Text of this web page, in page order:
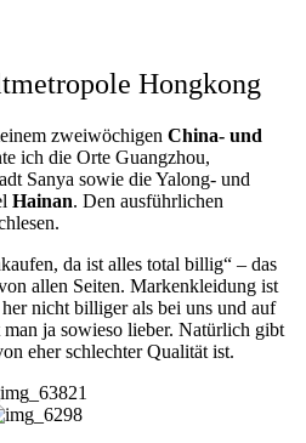
Hongkong
zweiwöchigen China- und
ich die Orte Guangzhou,
Sanya sowie die Yalong- und
Hainan. Den ausführlichen
da ist alles total billig“ – das
allen Seiten. Markenkleidung ist
nicht billiger als bei uns und auf
ja sowieso lieber. Natürlich gibt
eher schlechter Qualität ist.